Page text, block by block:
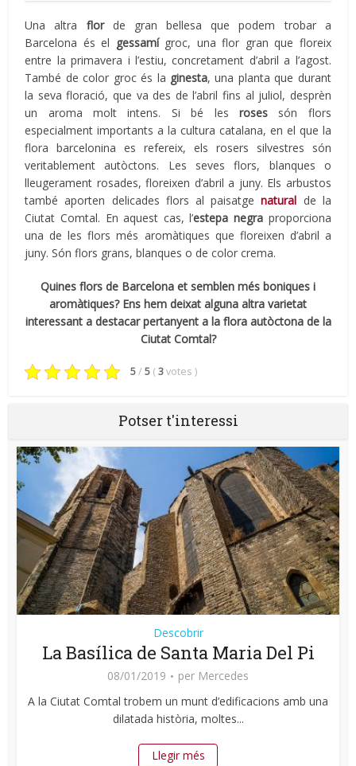
Una altra florde gran bellesa que podem trobar a
Barcelona és el gessamígroc, una flor gran que floreix
entre la primavera i l’estiu, concretament d’abril a l’agost.
També de color groc és la ginesta, una planta que durant
la seva floració, que va des de l’abril fins al juliol, desprèn
un aroma molt intens. Si bé les roses són flors
especialment importants a la cultura catalana, en el que la
flora barcelonina es refereix, els rosers silvestres són
veritablement autòctons. Les seves flors, blanques o
lleugerament rosades, floreixen d’abril a juny. Els arbustos
també aporten delicades flors al paisatgenatural de la
Ciutat Comtal. En aquest cas, l’estepa negra proporciona
una de les flors més aromàtiques que floreixen d’abril a
juny. Són flors grans, blanques o de color crema.
Quines flors de Barcelona et semblen més boniques i
aromàtiques? Ens hem deixat alguna altra varietat
interessant a destacar pertanyent a la flora autòctona de la
Ciutat Comtal?
5/ 5 (3votes )
Potser t'interessi
Descobrir
La Basílica de Santa Maria Del Pi
08/01/2019 per Mercedes
A la Ciutat Comtal trobem un munt d’edificacions amb una
dilatada història, moltes...
Llegir més